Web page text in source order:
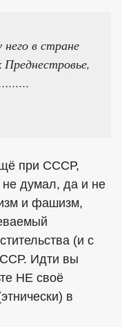
в стране
при СССР,
не думал, да и не
и фашизм,
(и с
Идти вы
НЕ своё
в